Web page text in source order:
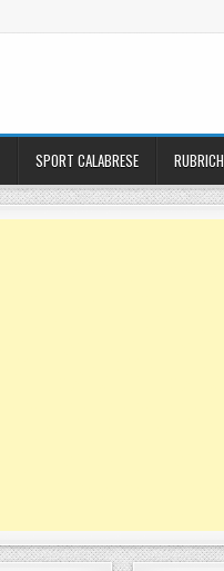
SPORT CALABRESE